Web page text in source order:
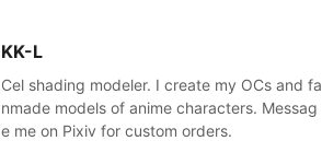
KK-L
Cel shading modeler. I create my OCs and fa
nmade models of anime characters. Messag
e me on Pixiv for custom orders.